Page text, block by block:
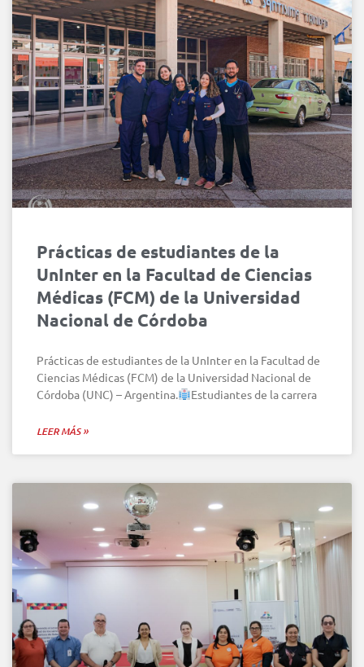
Prácticas de estudiantes de la
UnInter en la Facultad de Ciencias
Médicas (FCM) de la Universidad
Nacional de Córdoba
Prácticas de estudiantes de la UnInter en la Facultad de
Ciencias Médicas (FCM) de la Universidad Nacional de
Córdoba (UNC) – Argentina.
Estudiantes de la carrera
LEER MÁS »